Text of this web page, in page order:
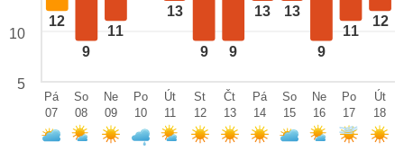
12
9
11
13
9 9
13 13
9
11
12
10
5
Pá
07
So
08
Ne
09
Po
10
Út
11
St
12
Čt
13
Pá
14
So
15
Ne
16
Po
17
Út
18